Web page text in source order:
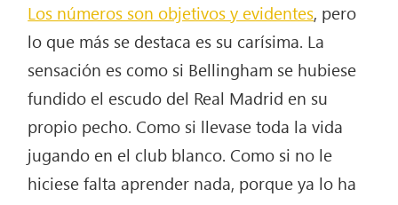
Los números son objetivos y evidentes, pero
lo que más se destaca es su carísima. La
sensación es como si Bellingham se hubiese
fundido el escudo del Real Madrid en su
propio pecho. Como si llevase toda la vida
jugando en el club blanco. Como si no le
hiciese falta aprender nada, porque ya lo ha